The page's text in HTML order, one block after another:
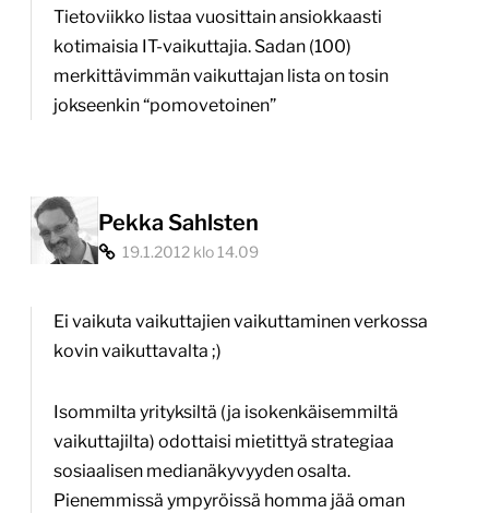
Tietoviikko listaa vuosittain ansiokkaasti
kotimaisia IT-vaikuttajia. Sadan (100)
merkittävimmän vaikuttajan lista on tosin
jokseenkin “pomovetoinen”
Pekka Sahlsten
19.1.2012 klo 14.09
Ei vaikuta vaikuttajien vaikuttaminen verkossa
kovin vaikuttavalta ;)
Isommilta yrityksiltä (ja isokenkäisemmiltä
vaikuttajilta) odottaisi mietittyä strategiaa
sosiaalisen medianäkyvyyden osalta.
Pienemmissä ympyröissä homma jää oman